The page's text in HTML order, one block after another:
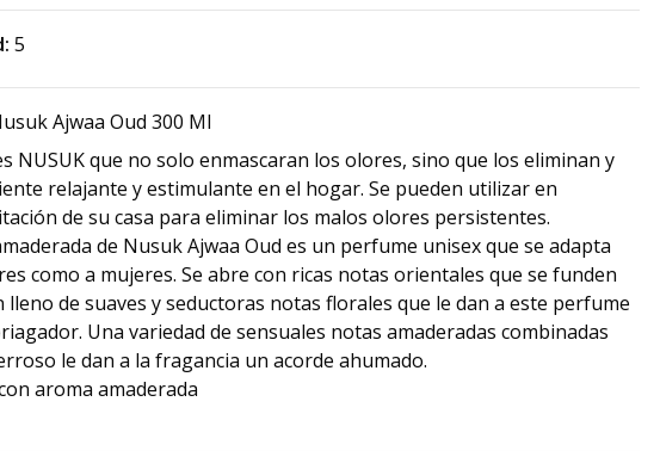
5
Ajwaa Oud 300 Ml
NUSUK que no solo enmascaran los olores, sino que los eliminan y
relajante y estimulante en el hogar. Se pueden utilizar en
de su casa para eliminar los malos olores persistentes.
de Nusuk Ajwaa Oud es un perfume unisex que se adapta
como a mujeres. Se abre con ricas notas orientales que se funden
lleno de suaves y seductoras notas florales que le dan a este perfume
Una variedad de sensuales notas amaderadas combinadas
le dan a la fragancia un acorde ahumado.
aroma amaderada